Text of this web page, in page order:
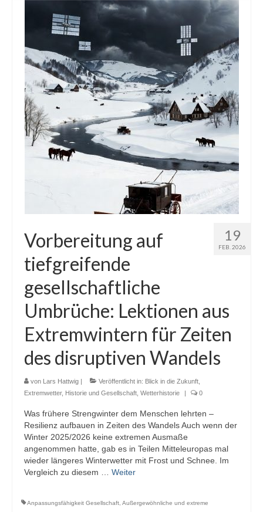
Die Kältepole der Nordhalbkugel: Kanadische
Arktis und Sibirien
Ellesmere Island – Die nördlichste Wildnis
Kanadas
Die Natur der Hudson-Bay und umliegender
Regionen
Die Laptewsee: Die Eisfabrik der Arktis
EisSued
Wetter Arktis Antarktis
Webcams
Wintersport
Impressum
19
FEB. 2026
Vorbereitung auf
tiefgreifende
gesellschaftliche
Umbrüche: Lektionen aus
Extremwintern für Zeiten
des disruptiven Wandels
von Lars Hattwig | Veröffentlicht in: Blick in die Zukunft
Extremwetter, Historie und Gesellschaft Wetterhistorie | 0
Was frühere Strengwinter dem Menschen lehrten –
Resilienz aufbauen in Zeiten des Wandels Auch wenn der
Winter 2025/2026 keine extremen Ausmaße
angenommen hatte, gab es in Teilen Mitteleuropas mal
wieder längeres Winterwetter mit Frost und Schnee. Im
Vergleich zu diesem … Weiter
Anpassungsfähigkeit Gesellschaft Außergewöhnliche und extreme